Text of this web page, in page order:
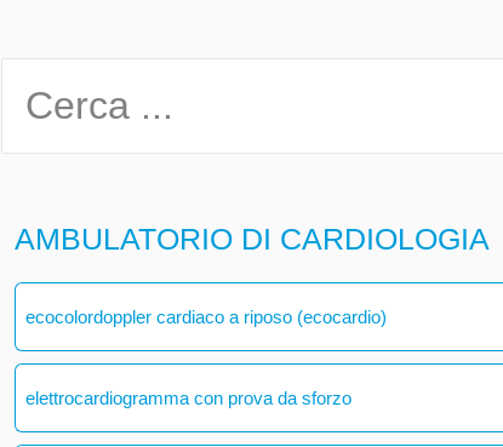
AMBULATORIO DI CARDIOLOGIA
ecocolordoppler cardiaco a riposo (ecocardio)
elettrocardiogramma con prova da sforzo